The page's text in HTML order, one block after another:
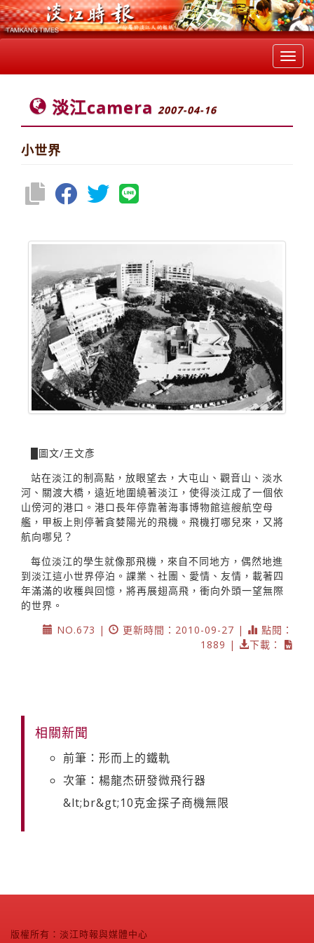
淡江camera 2007-04-16
小世界
█圖文/王文彥
站在淡江的制高點，放眼望去，大屯山、觀音山、淡水
河、關渡大橋，遠近地圍繞著淡江，使得淡江成了一個依
山傍河的港口。港口長年停靠著海事博物館這艘航空母
艦，甲板上則停著貪婪陽光的飛機。飛機打哪兒來，又將
航向哪兒？
每位淡江的學生就像那飛機，來自不同地方，偶然地進
到淡江這小世界停泊。課業、社團、愛情、友情，載著四
年滿滿的收穫與回憶，將再展翅高飛，衝向外頭一望無際
的世界。
NO.673 |
更新時間：2010-09-27 |
點閱：
1889 |
下載：
相關新聞
前筆：形而上的鐵軌
次筆：楊龍杰研發微飛行器
&lt;br&gt;10克金探子商機無限
版權所有：淡江時報與媒體中心